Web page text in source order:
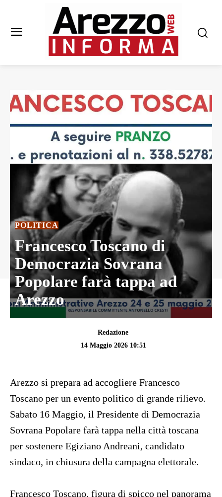
POLITICA
Francesco Toscano di
Democrazia Sovrana
Popolare farà tappa ad
Arezzo
Redazione
14 Maggio 2026 10:51
Arezzo si prepara ad accogliere Francesco
Toscano per un evento politico di grande rilievo.
Sabato 16 Maggio, il Presidente di Democrazia
Sovrana Popolare farà tappa nella città toscana
per sostenere Egiziano Andreani, candidato
sindaco, in chiusura della campagna elettorale.
Francesco Toscano, figura di spicco nel panorama